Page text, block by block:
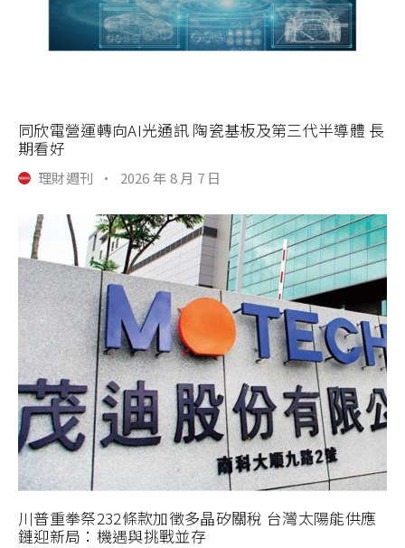
同欣電營運轉向AI光通訊 陶瓷基板及第三代半導體 長
期看好
理財週刊 · 2026 年 8 月 7 日
川普重拳祭232條款加徵多晶矽關稅 台灣太陽能供應
鏈迎新局：機遇與挑戰並存